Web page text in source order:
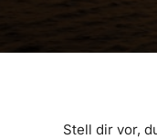
Stell dir vor,